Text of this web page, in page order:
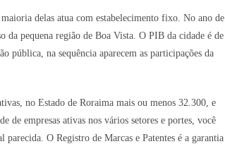
delas atua com estabelecimento fixo. No ano de
pequena região de Boa Vista. O PIB da cidade é de
pública, na sequência aparecem as participações da
no Estado de Roraima mais ou menos 32.300, e
de empresas ativas nos vários setores e portes, você
O Registro de Marcas e Patentes é a garantia